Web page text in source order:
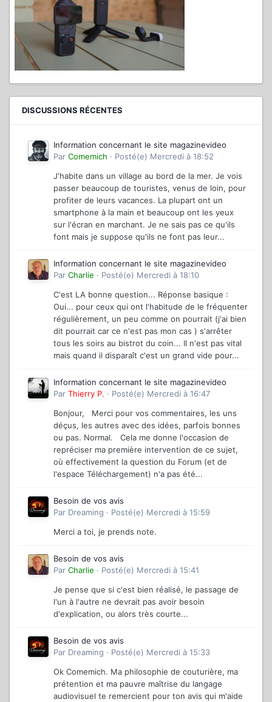
DISCUSSIONS RÉCENTES
Information concernant le site magazinevideo
Par Comemich · Posté(e) Mercredi à 18:52
J'habite dans un village au bord de la mer. Je vois
passer beaucoup de touristes, venus de loin, pour
profiter de leurs vacances. La plupart ont un
smartphone à la main et beaucoup ont les yeux
sur l'écran en marchant. Je ne sais pas ce qu'ils
font mais je suppose qu'ils ne font pas leur...
Information concernant le site magazinevideo
Par Charlie · Posté(e) Mercredi à 18:10
C'est LA bonne question... Réponse basique :
Oui... pour ceux qui ont l'habitude de le fréquenter
régulièrement, un peu comme on pourrait (j'ai bien
dit pourrait car ce n'est pas mon cas ) s'arrêter
tous les soirs au bistrot du coin... Il n'est pas vital
mais quand il disparaît c'est un grand vide pour...
Information concernant le site magazinevideo
Par Thierry P. · Posté(e) Mercredi à 16:47
Bonjour, Merci pour vos commentaires, les uns
déçus, les autres avec des idées, parfois bonnes
ou pas. Normal. Cela me donne l'occasion de
repréciser ma première intervention de ce sujet,
où effectivement la question du Forum (et de
l'espace Téléchargement) n'a pas été...
Besoin de vos avis
Par Dreaming · Posté(e) Mercredi à 15:59
Merci a toi, je prends note.
Besoin de vos avis
Par Charlie · Posté(e) Mercredi à 15:41
Je pense que si c'est bien réalisé, le passage de
l'un à l'autre ne devrait pas avoir besoin
d'explication, ou alors très courte...
Besoin de vos avis
Par Dreaming · Posté(e) Mercredi à 15:33
Ok Comemich. Ma philosophie de couturière, ma
prétention et ma pauvre maîtrise du langage
audiovisuel te remercient pour ton avis qui m'aide